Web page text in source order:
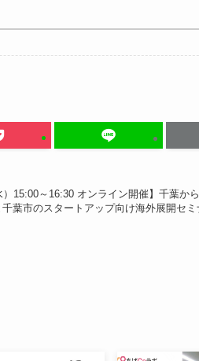
）15:00～16:30 オンライン開催】千葉か
葉市のスタートアップ向け海外展開セミ